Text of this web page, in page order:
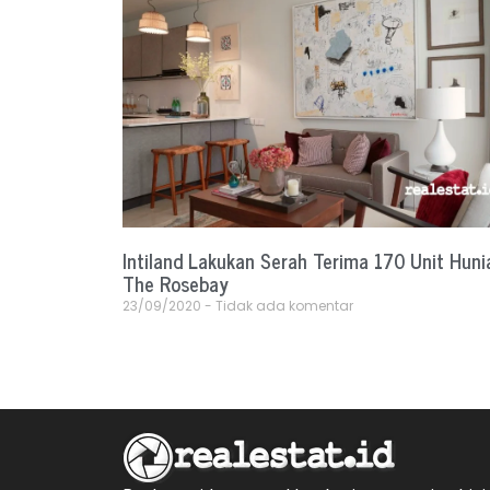
Intiland Lakukan Serah Terima 170 Unit
The Rosebay
23/09/2020 Tidak ada komentar